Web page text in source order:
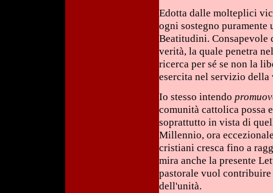
Edotta dalle molteplici
ogni sostegno
Beatitudini. Consapevole
verità, la quale penetra
ricerca per sé se non la
esercita nel servizio
Io stesso intendo
comunità cattolica possa
soprattutto in vista di
Millennio, ora
cristiani cresca fino a
mira anche la presente
pastorale vuol
dell'unità.